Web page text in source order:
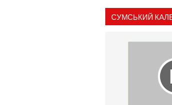
СУМСЬКИЙ